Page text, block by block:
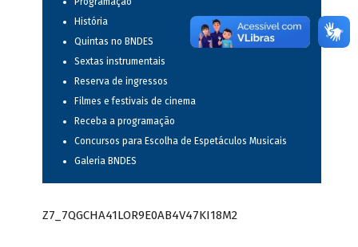
História
Quintas no BNDES
Sextas instrumentais
Reserva de ingressos
Filmes e festivais de cinema
Receba a programação
Concursos para Escolha de Espetáculos Musicais
Galeria BNDES
Z7_7QGCHA41LOR9E0AB4V47KI18M2